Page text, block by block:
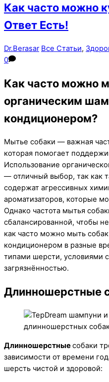
Как часто можно
Ответ Есть!
Dr.Berasar Все Статьи,
0
Как часто можно
органическим
кондиционером?
Мытье собаки — важная
которая помогает
Использование
— отличный выбор, так как
содержат агрессивных
ароматизаторов, которые
Однако частота мытья
сбалансированной, чтобы
как часто можно мыть
кондиционером в разные
типами шерсти, условиями
загрязнённостью.
Длинношерстные
Длинношерстные собаки
зависимости от времени
шерсть чистой и здоровой: